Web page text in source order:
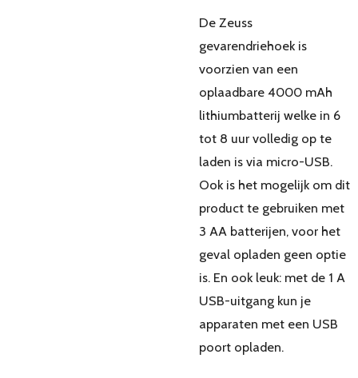
De Zeuss
gevarendriehoek is
voorzien van een
oplaadbare 4000 mAh
lithiumbatterij welke in 6
tot 8 uur volledig op te
laden is via micro-USB.
Ook is het mogelijk om dit
product te gebruiken met
3 AA batterijen, voor het
geval opladen geen optie
is. En ook leuk: met de 1 A
USB-uitgang kun je
apparaten met een USB
poort opladen.